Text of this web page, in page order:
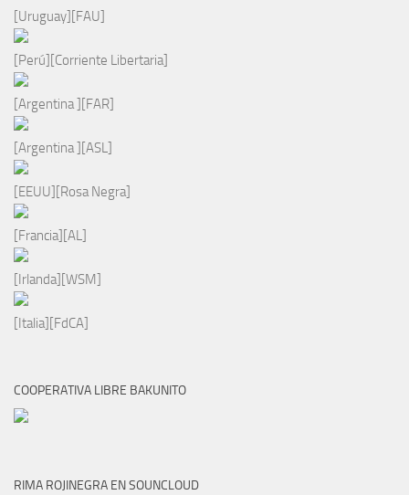
[Uruguay][FAU]
[Perú][Corriente Libertaria]
[Argentina ][FAR]
[Argentina ][ASL]
[EEUU][Rosa Negra]
[Francia][AL]
[Irlanda][WSM]
[Italia][FdCA]
COOPERATIVA LIBRE BAKUNITO
RIMA ROJINEGRA EN SOUNCLOUD